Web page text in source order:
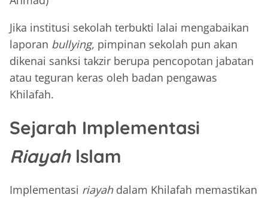
Jika institusi sekolah terbukti lalai mengabaikan
laporan bullying, pimpinan sekolah pun akan
dikenai sanksi takzir berupa pencopotan jabatan
atau teguran keras oleh badan pengawas
Khilafah.
Sejarah Implementasi
Riayahlslam
Implementasi riayahdalam Khilafah memastikan